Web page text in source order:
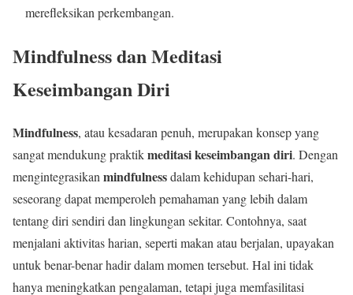
merefleksikan perkembangan.
Mindfulness dan Meditasi
Keseimbangan Diri
Mindfulness, atau kesadaran penuh, merupakan konsep yang
sangat mendukung praktikmeditasi keseimbangan diri. Dengan
mengintegrasikan mindfulnessdalam kehidupan sehari-hari,
seseorang dapat memperoleh pemahaman yang lebih dalam
tentang diri sendiri dan lingkungan sekitar. Contohnya, saat
menjalani aktivitas harian, seperti makan atau berjalan, upayakan
untuk benar-benar hadir dalam momen tersebut. Hal ini tidak
hanya meningkatkan pengalaman, tetapi juga memfasilitasi